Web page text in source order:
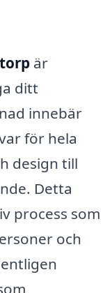
är
ditt
innebär
för hela
design till
Detta
process som
och